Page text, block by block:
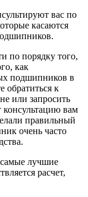
вас по
касаются
по порядку того,
как
подшипников в
обратиться к
или запросить
консультацию вам
правильный
очень часто
лучшие
расчет,